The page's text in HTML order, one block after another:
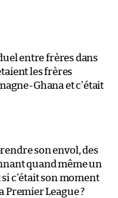
entre frères dans
les frères
Ghana et c’était
son envol, des
quand même un
c’était son moment
Premier League ?